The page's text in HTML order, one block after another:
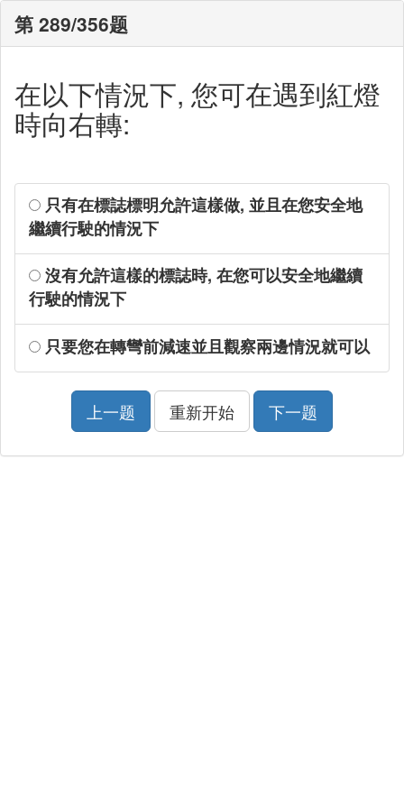
第 289/356题
在以下情況下, 您可在遇到紅燈
時向右轉:
只有在標誌標明允許這樣做, 並且在您安全地
繼續行駛的情況下
沒有允許這樣的標誌時, 在您可以安全地繼續
行駛的情況下
只要您在轉彎前減速並且觀察兩邊情況就可以
上一题 重新开始 下一题